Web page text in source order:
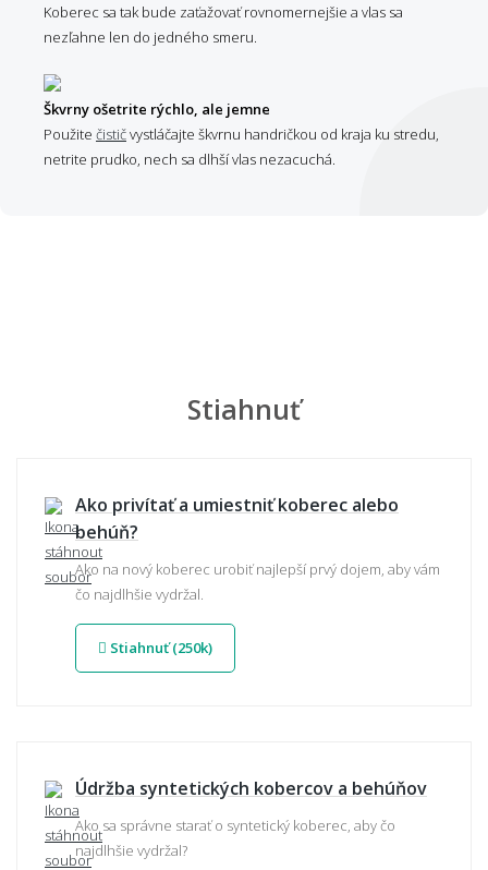
Koberec sa tak bude zaťažovať rovnomernejšie a vlas sa
nezľahne len do jedného smeru.
Škvrny ošetrite rýchlo, ale jemne
Použite čističvystláčajte škvrnu handričkou od kraja ku stredu,
netrite prudko, nech sa dlhší vlas nezacuchá.
Stiahnuť
Ako privítať a umiestniť koberec alebo
behúň?
Ako na nový koberec urobiť najlepší prvý dojem, aby vám
čo najdlhšie vydržal.
Stiahnuť (250k)
Údržba syntetických kobercov a behúňov
Ako sa správne starať o syntetický koberec, aby čo
najdlhšie vydržal?